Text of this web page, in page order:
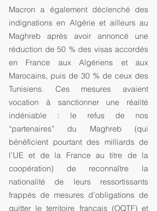
Macron a également déclenché des
indignations en Algérie et ailleurs au
Maghreb après avoir annoncé une
réduction de 50 % des visas accordés
en France aux Algériens et aux
Marocains, puis de 30 % de ceux des
Tunisiens. Ces mesures avaient
vocation à sanctionner une réalité
indéniable : le refus de nos
“partenaires” du Maghreb (qui
bénéficient pourtant des milliards de
l’UE et de la France au titre de la
coopération) de reconnaître la
nationalité de leurs ressortissants
frappés de mesures d’obligations de
quitter le territoire français (OQTF) et